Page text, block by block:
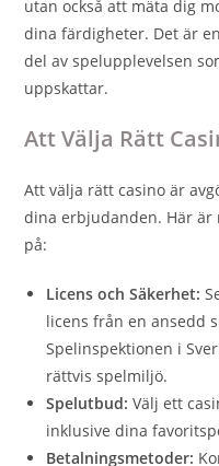
utan också att mäta dig
dina färdigheter. Det är
del av spelupplevelsen
uppskattar.
Att Välja Rätt
Att välja rätt casino är
dina erbjudanden. Här är
på:
Licens och Säkerhet:
licens från en ansedd
Spelinspektionen i
rättvis spelmiljö.
Spelutbud: Välj ett
inklusive dina
Betalningsmetoder: